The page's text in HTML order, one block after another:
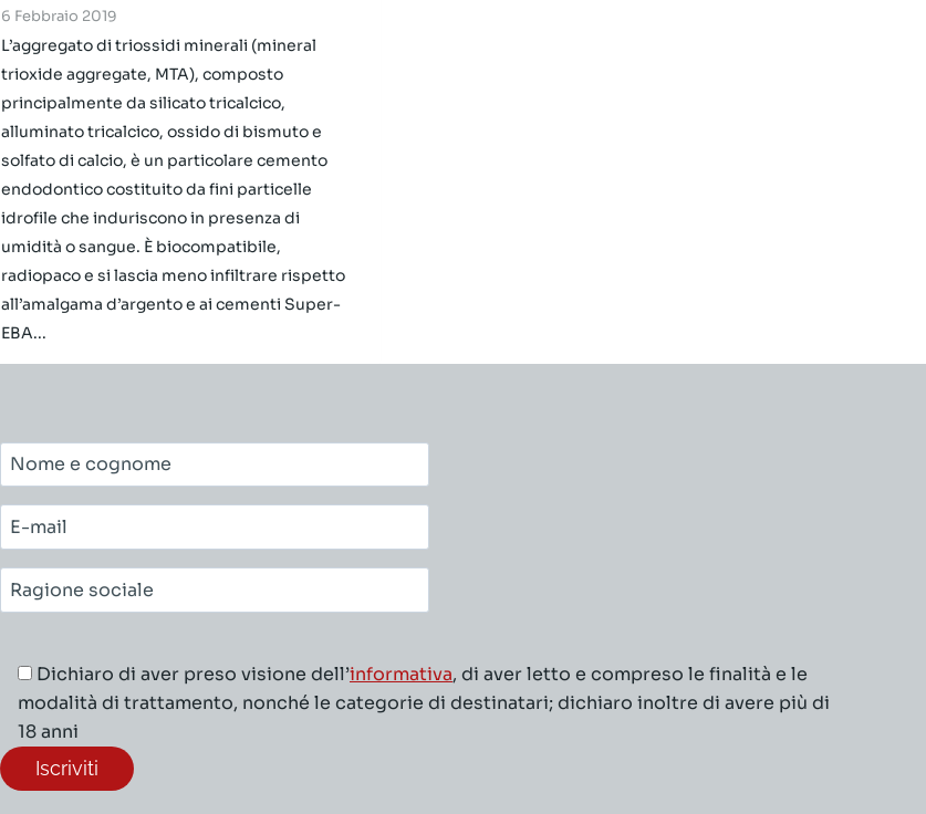
6 Febbraio 2019
L’aggregato di triossidi minerali (mineral
trioxide aggregate, MTA), composto
principalmente da silicato tricalcico,
alluminato tricalcico, ossido di bismuto e
solfato di calcio, è un particolare cemento
endodontico costituito da fini particelle
idrofile che induriscono in presenza di
umidità o sangue. È biocompatibile,
radiopaco e si lascia meno infiltrare rispetto
all’amalgama d’argento e ai cementi Super-
EBA...
Nome
e
cognome*
E-
mail*
Ragione
sociale*
Dichiaro di aver preso visione dell’informativa, di aver letto e compreso le finalità e le
modalità di trattamento, nonché le categorie di destinatari; dichiaro inoltre di avere più di
18 anni